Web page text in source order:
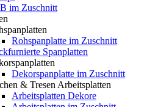
im Zuschnitt
Rohspanplatte im Zuschnitt
Spanplatten
Dekorspanplatte im Zuschnitt
& Tresen Arbeitsplatten
Arbeitsplatten Dekore